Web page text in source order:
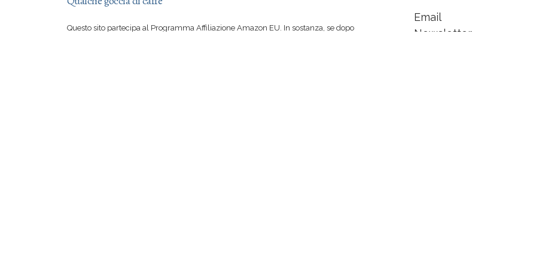
Questo sito partecipa al Programma Affiliazione Amazon EU. In sostanza, se dopo
Email
Newsletter